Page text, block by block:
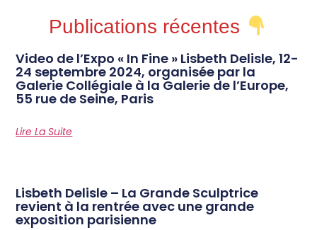
Publications récentes
Video de l’Expo « In Fine » Lisbeth Delisle, 12-
24 septembre 2024, organisée par la
Galerie Collégiale à la Galerie de l’Europe,
55 rue de Seine, Paris
Lire La Suite
Lisbeth Delisle – La Grande Sculptrice
revient à la rentrée avec une grande
exposition parisienne